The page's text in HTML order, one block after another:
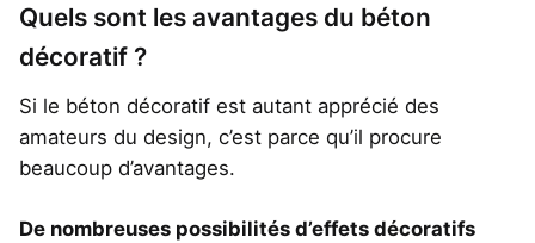
Quels sont les avantages du béton
décoratif ?
Si le béton décoratif est autant apprécié des
amateurs du design, c’est parce qu’il procure
beaucoup d’avantages.
De nombreuses possibilités d’effets décoratifs